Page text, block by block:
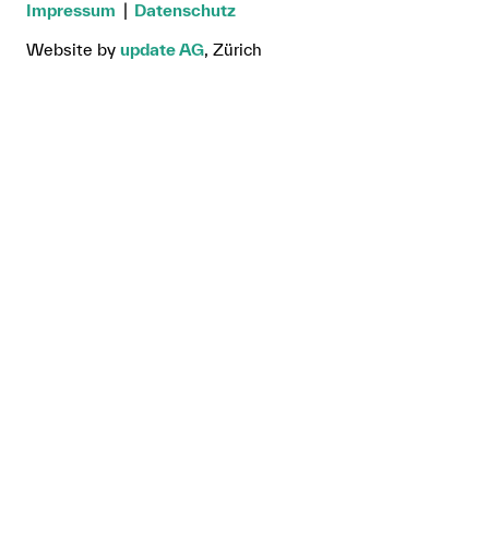
Impressum
Datenschutz
Website by update AG, Zürich